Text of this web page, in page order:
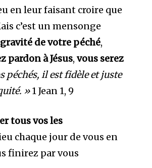
en leur faisant croire que
c’est un mensonge
gravité de votre péché,
pardon à Jésus, vous serez
péchés, il est fidèle et juste
»1 Jean 1, 9
tous vos les
chaque jour de vous en
finirez par vous